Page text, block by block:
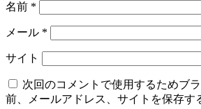
名前 *
メール *
サイト
次回のコメントで使用するためブ
前、メールアドレス、サイトを保存す